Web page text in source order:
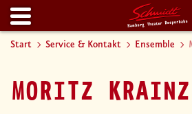
Start Service & Kontakt Ensemble
MORITZ KRAINZ